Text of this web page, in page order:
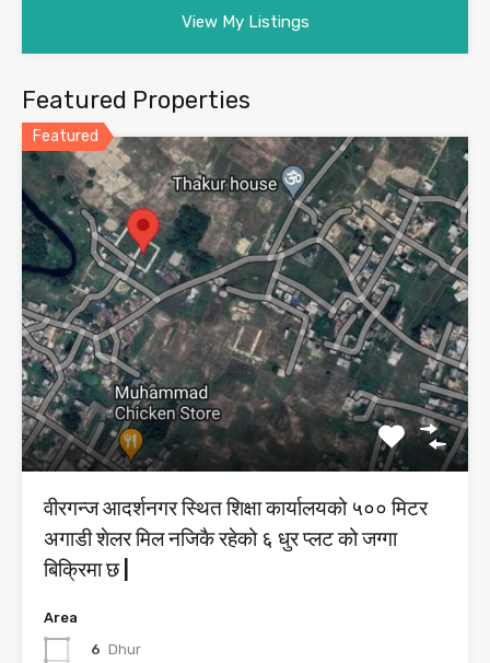
View My Listings
Featured Properties
Featured
वीरगन्ज आदर्शनगर स्थित शिक्षा कार्यालयको ५०० मिटर
अगाडी शेलर मिल नजिकै रहेको ६ धुर प्लट को जग्गा
बिक्रिमा छ |
Area
6 Dhur